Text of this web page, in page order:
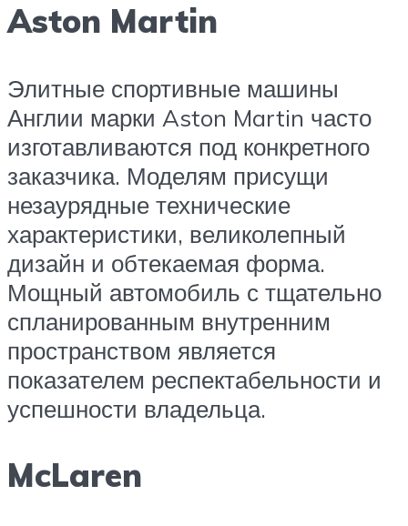
Aston Martin
Элитные спортивные машины
Англии марки Aston Martin часто
изготавливаются под конкретного
заказчика. Моделям присущи
незаурядные технические
характеристики, великолепный
дизайн и обтекаемая форма.
Мощный автомобиль с тщательно
спланированным внутренним
пространством является
показателем респектабельности и
успешности владельца.
McLaren